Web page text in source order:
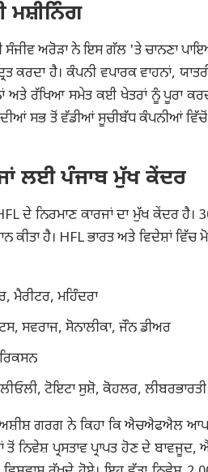
ਮਸ਼ੀਨਿੰਗ
ਸੰਜੀਵ ਅਰੋੜਾ ਨੇ ਇਸ ਗੱਲ 'ਤੇ ਚਾਨਣਾ
ਕਰਦਾ ਹੈ। ਕੰਪਨੀ ਵਪਾਰਕ ਵਾਹਨਾਂ,
ਰੱਖਿਆ ਸਮੇਤ ਕਈ ਖੇਤਰਾਂ ਨੂੰ ਪੂਰਾ
ਦੀਆਂ ਸਭ ਤੋਂ ਵੱਡੀਆਂ ਸੂਚੀਬੱਧ ਕੰਪਨੀਆਂ
ਲਈ ਪੰਜਾਬ ਮੁੱਖ ਕੇਂਦਰ
ਦੇ ਨਿਰਮਾਣ ਕਾਰਜਾਂ ਦਾ ਮੁੱਖ ਕੇਂਦਰ
ਕੀਤਾ ਹੈ। HFL ਭਾਰਤ ਅਤੇ ਵਿਦੇਸ਼ਾਂ
ਮਹਿੰਦਰਾ
ਸਵਰਾਜ, ਸੋਨਾਲੀਕਾ, ਜੌਨ ਡੀਅਰ
ਟੋਇਟਾ ਸੁਸ਼ੋ, ਕੋਹਲਰ, ਲੀਬਰਭਾਰਤੀ
ਗਰਗ ਨੇ ਕਿਹਾ ਕਿ ਐਚਐਫਐਲ
ਨਿਵੇਸ਼ ਪ੍ਰਸਤਾਵ ਪ੍ਰਾਪਤ ਹੋਣ ਦੇ